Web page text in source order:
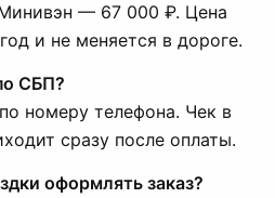
— 67 000 ₽. Цена
и не меняется в дороге.
СБП?
номеру телефона. Чек в
сразу после оплаты.
оформлять заказ?